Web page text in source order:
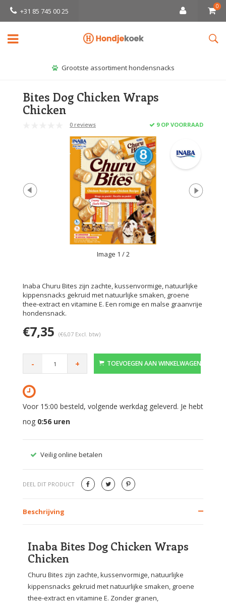
+31 85 745 00 25
0
Grootste assortiment hondensnacks
Bites Dog Chicken Wraps
Chicken
0 reviews 9 OP VOORRAAD
Image 1 / 2
Inaba Churu Bites zijn zachte, kussenvormige, natuurlijke
kippensnacks gekruid met natuurlijke smaken, groene
thee-extract en vitamine E. Een romige en malse graanvrije
hondensnack.
€7,35 (€6,07 Excl. btw)
- + TOEVOEGEN AAN WINKELWAGEN
Voor 15:00 besteld, volgende werkdag geleverd. Je hebt
nog 0:56 uren
Veilig online betalen
DEEL DIT PRODUCT
Beschrijving
Inaba Bites Dog Chicken Wraps
Chicken
Churu Bites zijn zachte, kussenvormige, natuurlijke
kippensnacks gekruid met natuurlijke smaken, groene
thee-extract en vitamine E. Zonder granen,